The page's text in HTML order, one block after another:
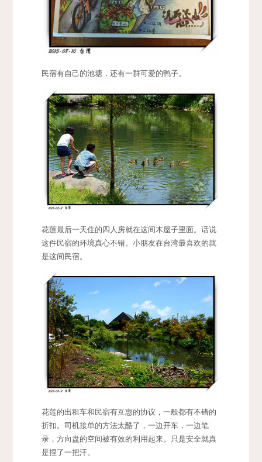
民宿有自己的池塘，还有一群可爱的鸭子。
花莲最后一天住的四人房就在这间木屋子里面。话说
这件民宿的环境真心不错。小朋友在台湾最喜欢的就
是这间民宿。
花莲的出租车和民宿有互惠的协议，一般都有不错的
折扣。司机接单的方法太酷了，一边开车，一边笔
录，方向盘的空间被有效的利用起来。只是安全就真
是捏了一把汗。